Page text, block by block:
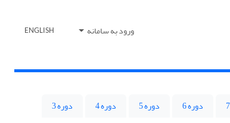
ورود به سامانه ENGLISH
دوره 6 دوره 5 دوره 4
دوره 3